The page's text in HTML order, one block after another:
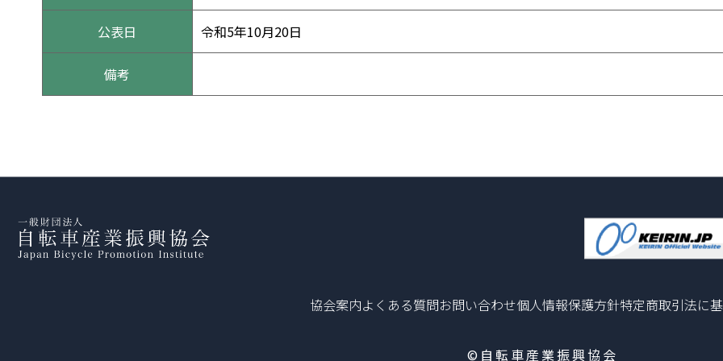
公表日 令和5年10月20日
備考
協会案内よくある質問お問い合わせ個人情報保護方針特定商取引法に
©自転車産業振興協会